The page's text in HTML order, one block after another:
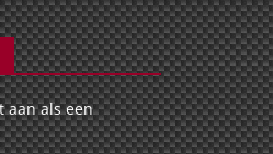
aan als een